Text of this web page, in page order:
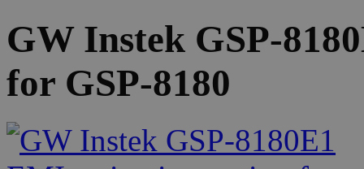
GW Instek GSP-
for GSP-8180